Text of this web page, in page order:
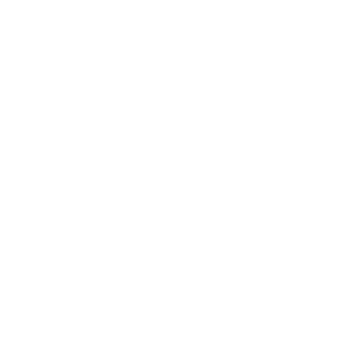
are used to help us analyze how the website is used and to offer